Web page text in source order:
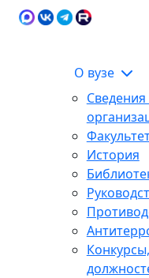
О вузе
История